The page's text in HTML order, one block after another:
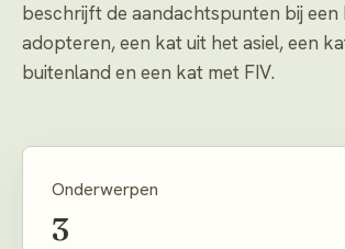
beschrijft de aandachtspunten bij een
adopteren, een kat uit het asiel, een
buitenland en een kat met FIV.
Onderwerpen
3